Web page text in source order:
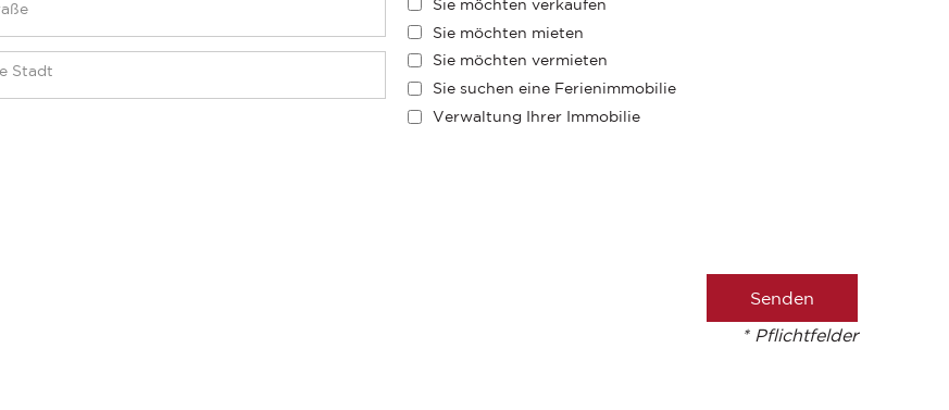
Sie möchten verkaufen
Sie möchten mieten
Sie möchten vermieten
Sie suchen eine Ferienimmobilie
Verwaltung Ihrer Immobilie
* Pflichtfelder